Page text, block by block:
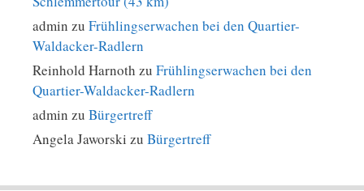
admin zu Frühlingserwachen bei den Quartier-
Waldacker-Radlern
Reinhold Harnoth zu Frühlingserwachen bei den
Quartier-Waldacker-Radlern
admin zu Bürgertreff
Angela Jaworski zu Bürgertreff